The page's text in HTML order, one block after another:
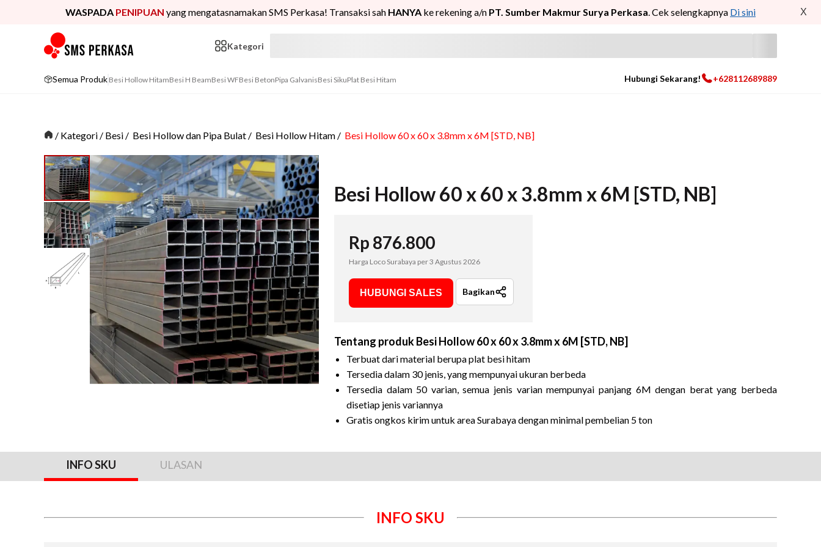
WASPADA PENIPUAN yang mengatasnamakan SMS Perkasa! Transaksi sah HANYA ke rekening a/n PT. Sumber Makmur Surya Perkasa. Cek selengkapnya Di sini X
Kategori
Semua Produk Besi Hollow HitamBesi H BeamBesi WFBesi BetonPipa GalvanisBesi SikuPlat Besi Hitam Hubungi Sekarang! +628112689889
/ Kategori / Besi / Besi Hollow dan Pipa Bulat / Besi Hollow Hitam / Besi Hollow 60 x 60 x 3.8mm x 6M [STD, NB]
Besi Hollow 60 x 60 x 3.8mm x 6M [STD, NB]
Rp 876.800
Harga Loco Surabaya per3 Agustus 2026
HUBUNGI SALES Bagikan
Tentang produkBesi Hollow 60 x 60 x 3.8mm x 6M [STD, NB]
Terbuat dari material berupa plat besi hitam
Tersedia dalam 30 jenis, yang mempunyai ukuran berbeda
Tersedia dalam 50 varian, semua jenis varian mempunyai panjang 6M dengan berat yang berbeda
disetiap jenis variannya
Gratis ongkos kirim untuk area Surabaya dengan minimal pembelian 5 ton
INFO SKU ULASAN
INFO SKU